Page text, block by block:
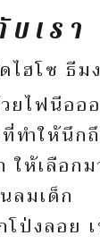
เรา
ฮโซ ธีม
ไฟนีออ
ำให้นึก
ให้เลือ
ลมเด็ก
ป่งลอย